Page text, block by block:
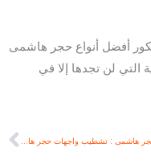
أفضل أنواع حجر هاشمى
التي لن تجدها إلا في
تركيب حجر هاشمى : تشطيب واجهات حجر هاشمي